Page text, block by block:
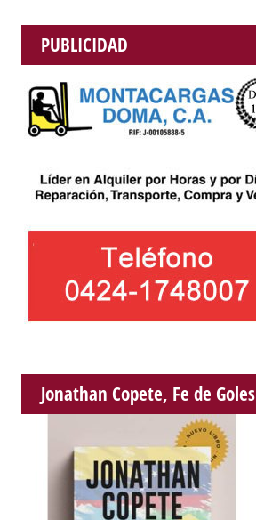
PUBLICIDAD
Jonathan Copete, Fe de Goles